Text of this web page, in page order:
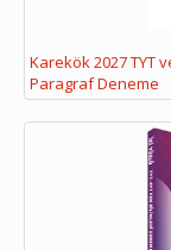
Karekök 2027 TYT
Paragraf Deneme